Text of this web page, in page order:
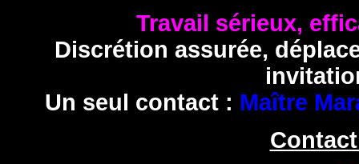
Travail sérieux,
Discrétion assurée,
Un seul contact : Maître